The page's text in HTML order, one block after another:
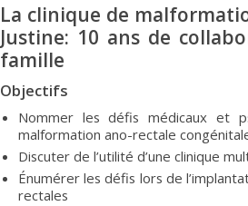
La clinique de
Justine: 10 ans de
famille
Objectifs
Nommer les défis médicaux et
malformation ano-rectale
Discuter de l’utilité d’une clinique
Énumérer les défis lors de
rectales